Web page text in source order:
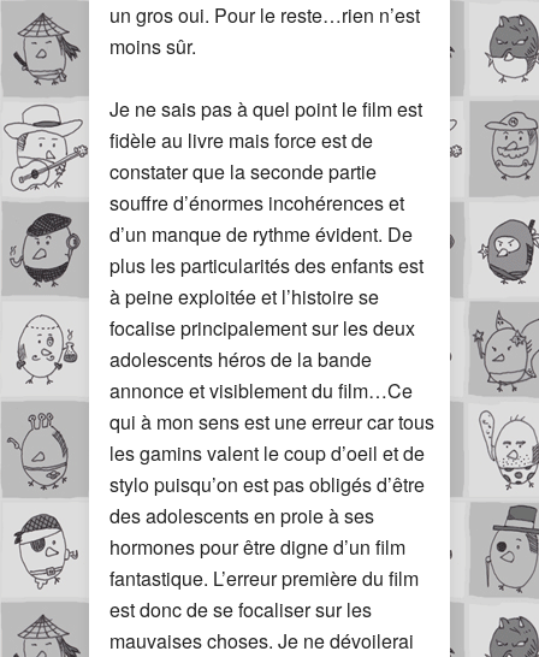
un gros oui. Pour le reste…rien n’est
moins sûr.
Je ne sais pas à quel point le film est
fidèle au livre mais force est de
constater que la seconde partie
souffre d’énormes incohérences et
d’un manque de rythme évident. De
plus les particularités des enfants est
à peine exploitée et l’histoire se
focalise principalement sur les deux
adolescents héros de la bande
annonce et visiblement du film…Ce
qui à mon sens est une erreur car tous
les gamins valent le coup d’oeil et de
stylo puisqu’on est pas obligés d’être
des adolescents en proie à ses
hormones pour être digne d’un film
fantastique. L’erreur première du film
est donc de se focaliser sur les
mauvaises choses. Je ne dévoilerai